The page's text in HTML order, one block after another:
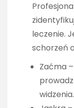
leczenie.
schorzeń
Zaćma
widzenia.